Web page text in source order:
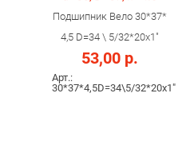
Подшипник Вело 30*37*
4,5 D=34 \ 5/32*20x1"
53,00 р.
Арт.:
30*37*4,5D=34\5/32*20x1"